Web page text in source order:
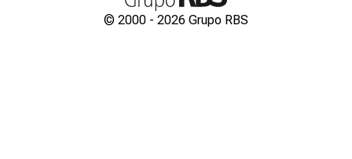
© 2000 - 2026 Grupo RBS